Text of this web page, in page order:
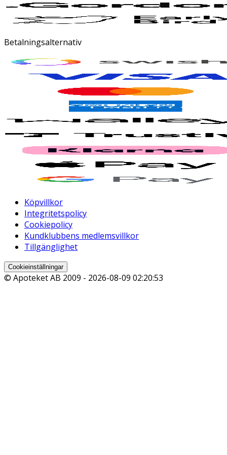
Betalningsalternativ
Köpvillkor
Integritetspolicy
Cookiepolicy
Kundklubbens medlemsvillkor
Tillgänglighet
Cookieinställningar
© Apoteket AB 2009 - 2026-08-09 02:20:53